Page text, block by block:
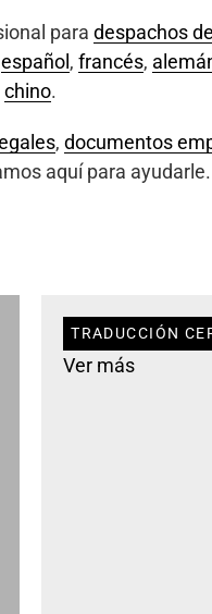
para despachos
español , francés,
chino.
, documentos
aquí para ayudarle.
TRADUCCIÓN
Ver más